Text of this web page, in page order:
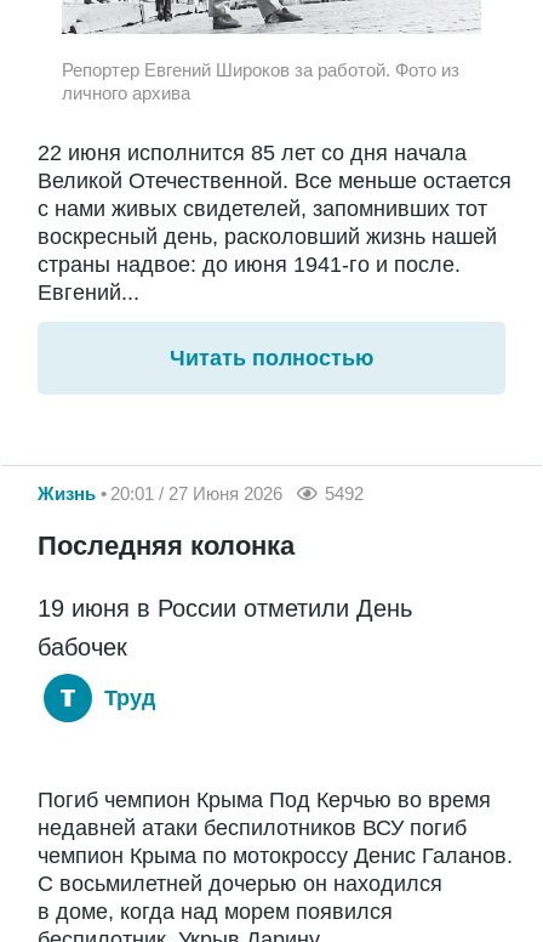
Репортер Евгений Широков за работой. Фото из
личного архива
22 июня исполнится 85 лет со дня начала
Великой Отечественной. Все меньше остается
с нами живых свидетелей, запомнивших тот
воскресный день, расколовший жизнь нашей
страны надвое: до июня 1941-го и после.
Евгений...
Читать полностью
Жизнь 20:01 / 27 Июня 2026 5492
Последняя колонка
19 июня в России отметили День
бабочек
Труд
Погиб чемпион Крыма Под Керчью во время
недавней атаки беспилотников ВСУ погиб
чемпион Крыма по мотокроссу Денис Галанов.
С восьмилетней дочерью он находился
в доме, когда над морем появился